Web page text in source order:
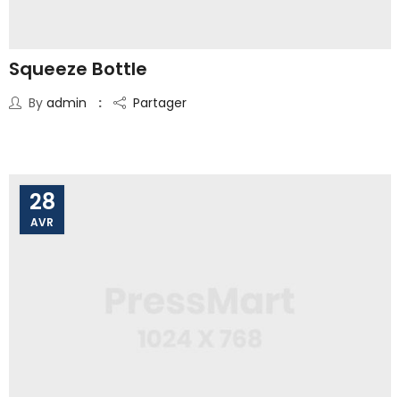
Squeeze Bottle
By admin Partager
28
AVR